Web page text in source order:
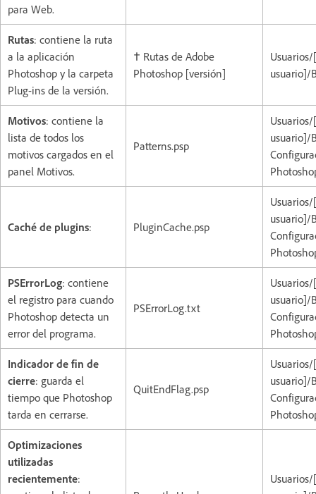
para Web.
Rutas: contiene la ruta
a la aplicación
Photoshop y la carpeta
Plug-ins de la versión.
† Rutas de Adobe
Photoshop [versión]
usuario]/
Motivos: contiene la
lista de todos los
motivos cargados en el
panel Motivos.
Patterns.psp
usuario]/
Caché de plugins: PluginCache.psp
usuario]/
PSErrorLog: contiene
el registro para cuando
Photoshop detecta un
error del programa.
PSErrorLog.txt
usuario]/
Indicador de fin de
cierre: guarda el
tiempo que Photoshop
tarda en cerrarse.
QuitEndFlag.psp
usuario]/
Optimizaciones
utilizadas
recientemente: